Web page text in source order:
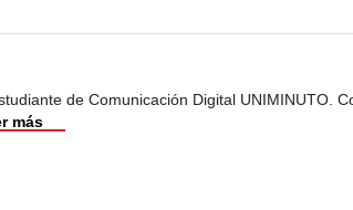
de Comunicación Digital UNIMINUTO.
más